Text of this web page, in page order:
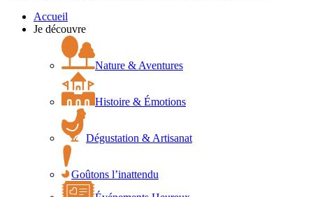
Accueil
Je découvre
Nature & Aventures
Histoire & Émotions
Dégustation & Artisanat
Goûtons l’inattendu